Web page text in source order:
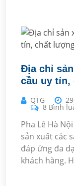
Địa chỉ
cầu uy
QTG
8 Bình
Pha Lê Hà
sản xuất các
đáp ứng đa
khách hàng.